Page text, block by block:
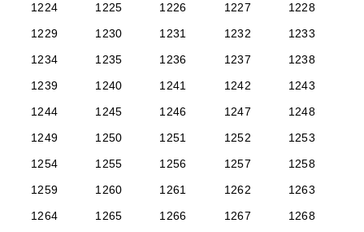
1224
1225 1226 1227
1228
1229
1230 1231 1232
1233
1234
1235 1236 1237
1238
1239
1240 1241 1242
1243
1244
1245 1246 1247
1248
1249
1250 1251 1252
1253
1254
1255 1256 1257
1258
1259
1260 1261 1262
1263
1264
1265 1266 1267
1268